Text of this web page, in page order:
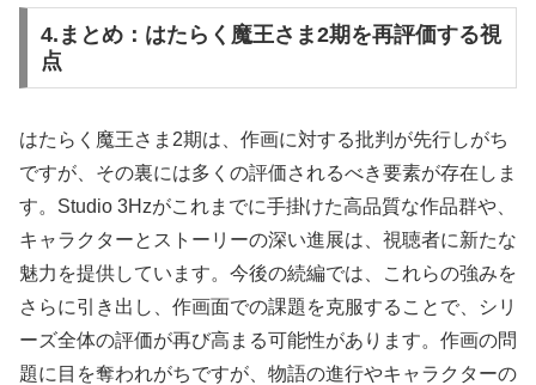
4.まとめ：はたらく魔王さま2期を再評価する視
点
はたらく魔王さま2期は、作画に対する批判が先行しがち
ですが、その裏には多くの評価されるべき要素が存在しま
す。Studio 3Hzがこれまでに手掛けた高品質な作品群や、
キャラクターとストーリーの深い進展は、視聴者に新たな
魅力を提供しています。今後の続編では、これらの強みを
さらに引き出し、作画面での課題を克服することで、シリ
ーズ全体の評価が再び高まる可能性があります。作画の問
題に目を奪われがちですが、物語の進行やキャラクターの